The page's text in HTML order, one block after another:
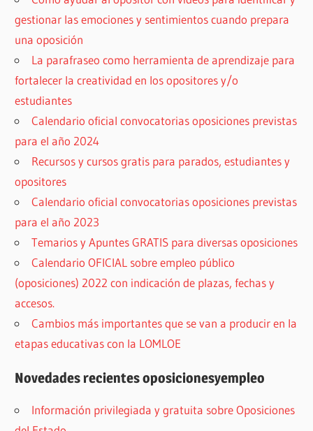
gestionar las emociones y sentimientos cuando prepara
una oposición
La parafraseo como herramienta de aprendizaje para
fortalecer la creatividad en los opositores y/o
estudiantes
Calendario oficial convocatorias oposiciones previstas
para el año 2024
Recursos y cursos gratis para parados, estudiantes y
opositores
Calendario oficial convocatorias oposiciones previstas
para el año 2023
Temarios y Apuntes GRATIS para diversas oposiciones
Calendario OFICIAL sobre empleo público
(oposiciones) 2022 con indicación de plazas, fechas y
accesos.
Cambios más importantes que se van a producir en la
etapas educativas con la LOMLOE
Novedades recientes oposicionesyempleo
Información privilegiada y gratuita sobre Oposiciones